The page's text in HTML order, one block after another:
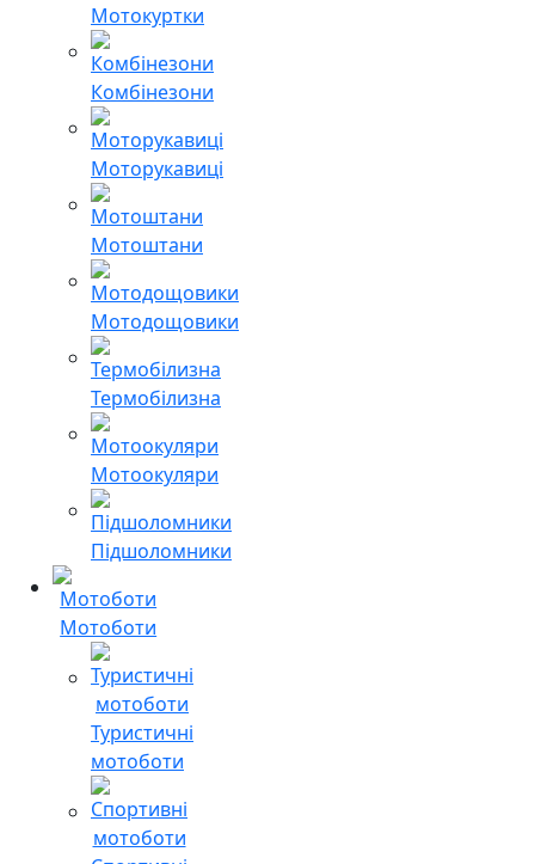
Мотокуртки
Комбінезони
Моторукавиці
Мотоштани
Мотодощовики
Термобілизна
Мотоокуляри
Підшоломники
Мотоботи
Туристичні
мотоботи